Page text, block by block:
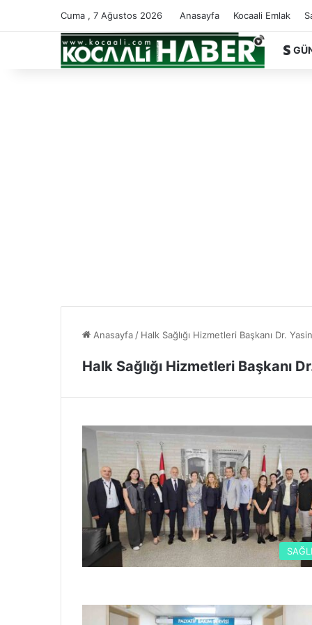
Cuma , 7 Ağustos 2026 Anasayfa Kocaali Emlak
Anasayfa / Halk Sağlığı Hizmetleri Başkanı Dr.
Halk Sağlığı Hizmetleri Başkanı